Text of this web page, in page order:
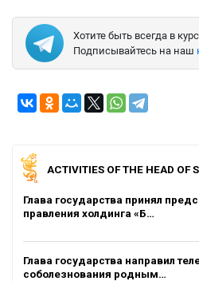
Хотите быть всегда в
Подписывайтесь на наш
ACTIVITIES OF THE HEAD OF
Глава государства принял
правления холдинга «Б…
Глава государства направил
соболезнования родным…